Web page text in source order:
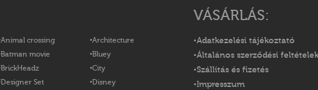
Animal crossing
Batman movie
BrickHeadz
Designer Set
Architecture
Bluey
City
Disney
VÁSÁRLÁS:
Adatkezelési tájékoztató
Általános szerződési feltételek
Szállítás és fizetés
Impresszum